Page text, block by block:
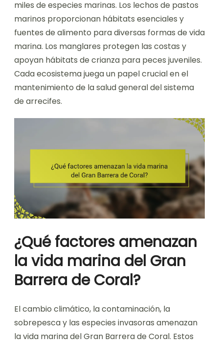
miles de especies marinas. Los lechos de pastos
marinos proporcionan hábitats esenciales y
fuentes de alimento para diversas formas de vida
marina. Los manglares protegen las costas y
apoyan hábitats de crianza para peces juveniles.
Cada ecosistema juega un papel crucial en el
mantenimiento de la salud general del sistema
de arrecifes.
¿Qué factores amenazan
la vida marina del Gran
Barrera de Coral?
El cambio climático, la contaminación, la
sobrepesca y las especies invasoras amenazan
la vida marina del Gran Barrera de Coral. Estos